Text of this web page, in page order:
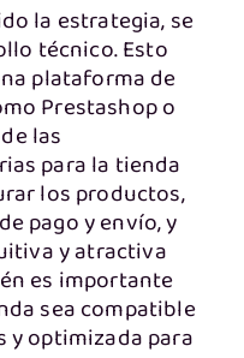
la estrategia, se
técnico. Esto
plataforma de
Prestashop o
las
para la tienda
los productos,
pago y envío, y
y atractiva
es importante
sea compatible
optimizada para